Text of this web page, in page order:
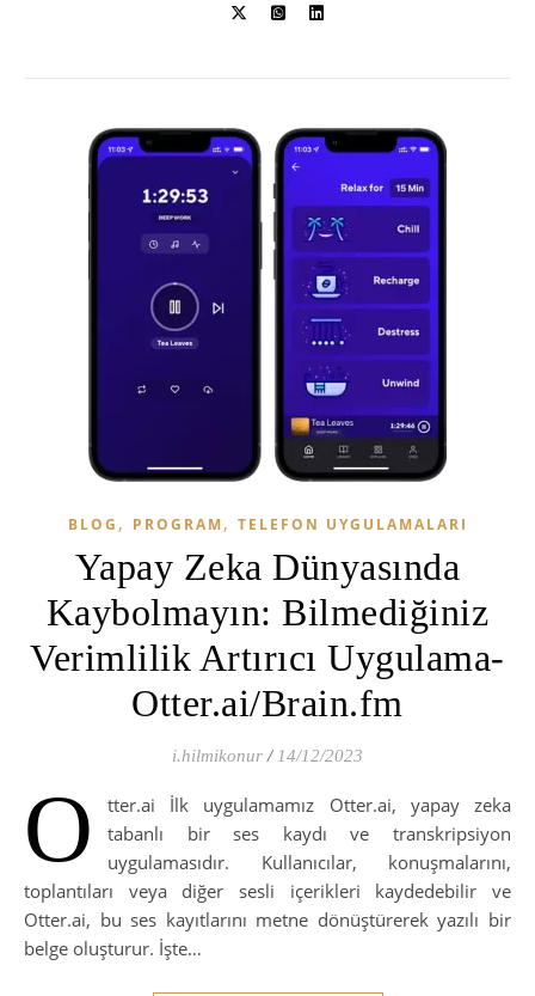
BLOG , PROGRAM, TELEFON UYGULAMALARI
Yapay Zeka Dünyasında
Kaybolmayın: Bilmediğiniz
Verimlilik Artırıcı Uygulama-
Otter.ai/Brain.fm
i.hilmikonur / 14/12/2023
O
tter.ai İlk uygulamamız Otter.ai, yapay zeka
tabanlı bir ses kaydı ve transkripsiyon
uygulamasıdır. Kullanıcılar, konuşmalarını,
toplantıları veya diğer sesli içerikleri kaydedebilir ve
Otter.ai, bu ses kayıtlarını metne dönüştürerek yazılı bir
belge oluşturur. İşte…